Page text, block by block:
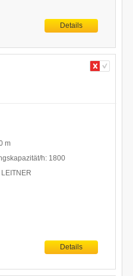
Details
m
h: 1800
Details